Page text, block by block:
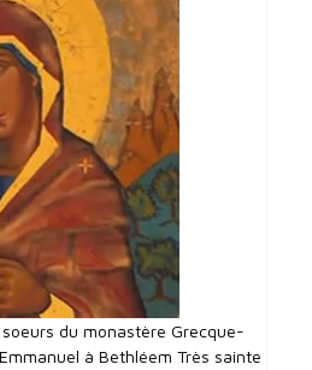
du monastère Grecque-
à Bethléem Très sainte